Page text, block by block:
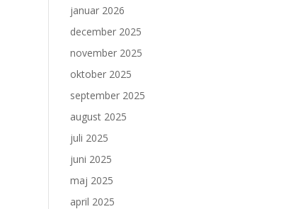
januar 2026
december 2025
november 2025
oktober 2025
september 2025
august 2025
juli 2025
juni 2025
maj 2025
april 2025